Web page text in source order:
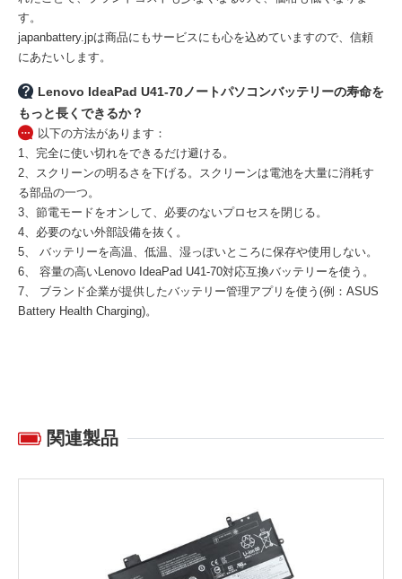
す。
japanbattery.jpは商品にもサービスにも心を込めていますので、信頼
にあたいします。
Lenovo IdeaPad U41-70ノートパソコンバッテリーの寿命を
もっと長くできるか？
以下の方法があります：
1、完全に使い切れをできるだけ避ける。
2、スクリーンの明るさを下げる。スクリーンは電池を大量に消耗す
る部品の一つ。
3、節電モードをオンして、必要のないプロセスを閉じる。
4、必要のない外部設備を抜く。
5、 バッテリーを高温、低温、湿っぽいところに保存や使用しない。
6、 容量の高いLenovo IdeaPad U41-70対応互換バッテリーを使う。
7、 ブランド企業が提供したバッテリー管理アプリを使う(例：ASUS
Battery Health Charging)。
関連製品